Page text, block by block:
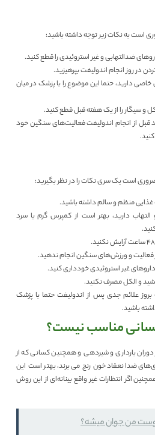
است به نکات زیر توجه داشته باشید:
ضدالتهابی و غیر استروئیدی را قطع کنید.
در روز انجام اندولیفت بپرهیزید.
خاصی دارید، حتما این موضوع را با پزشک در میان
و سیگار را از یک هفته قبل قطع کنید.
قبل از انجام اندولیفت فعالیت‌های سنگین خود
است یک سری نکات را در نظر بگیرید:
غذایی منظم و سالم داشته باشید.
التهاب دارید، بهتر است از کمپرس گرم یا سرد
فعالیت‌ و ورزش‌های سنگین انجام ندهید.
غیر استروئیدی خودداری کنید.
و الکل مصرف نکنید.
علائم جدی پس از اندولیفت حتما با پزشک
باشید.
مناسب نیست؟
بارداری و شیردهی و همچنین کسانی که از
ضدانعقاد خون رنج می‌برند، بهتر است این
اگر انتظارات غیر واقع بینانه‌ای از این روش
پوست من جوان میشه؟